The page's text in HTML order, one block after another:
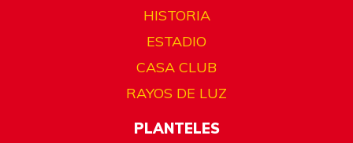
HISTORIA
ESTADIO
CASA CLUB
RAYOS DE LUZ
PLANTELES